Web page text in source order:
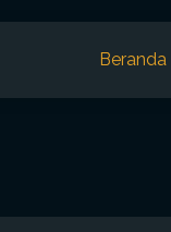
Beranda